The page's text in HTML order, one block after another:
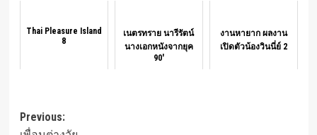
Thai Pleasure Island
8
เนตรทราย นารีรัตน์
นางเอกหนังจากยุค
90'
งานหายาก ผลงาน
เปิดตัวน้องวินนี่ย์ 2
Post
Previous: